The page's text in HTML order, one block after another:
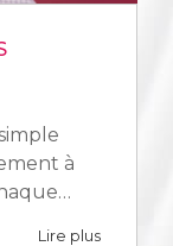
à
Lire plus